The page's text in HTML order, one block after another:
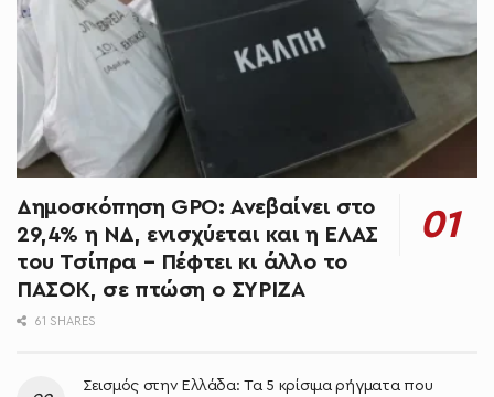
Δημοσκόπηση GPO: Ανεβαίνει στο
29,4% η ΝΔ, ενισχύεται και η ΕΛΑΣ
του Τσίπρα – Πέφτει κι άλλο το
ΠΑΣΟΚ, σε πτώση ο ΣΥΡΙΖΑ
61 SHARES
Σεισμός στην Ελλάδα: Τα 5 κρίσιμα ρήγματα που